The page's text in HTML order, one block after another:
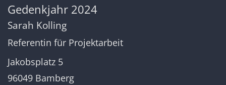
Gedenkjahr 2024
Sarah Kolling
Referentin für Projektarbeit
Jakobsplatz 5
96049 Bamberg